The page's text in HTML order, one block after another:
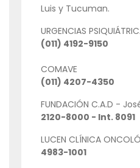
Luis y Tucuman.
URGENCIAS
(011) 4192-9150
COMAVE
(011) 4207-4350
FUNDACIÓN C.A.D -
2120-8000 - Int. 8091
LUCEN CLÍNICA
4983-1001